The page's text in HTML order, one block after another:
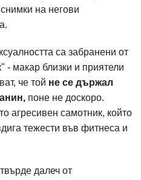
на негови
са забранени от
макар близки и приятели
че той не се държал
поне не доскоро.
агресивен самотник, който
тежести във фитнеса и
далеч от